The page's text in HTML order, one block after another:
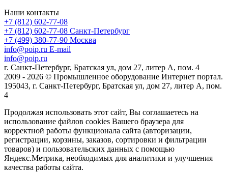
Наши контакты
+7 (812) 602-77-08
+7 (812) 602-77-08 Санкт-Петербург
+7 (499) 380-77-90 Москва
info@poip.ru E-mail
info@poip.ru
г. Санкт-Петербург, Братская ул, дом 27, литер А, пом. 4
2009 - 2026 © Промышленное оборудование Интернет портал.
195043, г. Санкт-Петербург, Братская ул, дом 27, литер А, пом.
4
Продолжая использовать этот сайт, Вы соглашаетесь на
использование файлов cookies Вашего браузера для
корректной работы функционала сайта (авторизации,
регистрации, корзины, заказов, сортировки и фильтрации
товаров) и пользовательских данных с помощью
Яндекс.Метрика, необходимых для аналитики и улучшения
качества работы сайта.